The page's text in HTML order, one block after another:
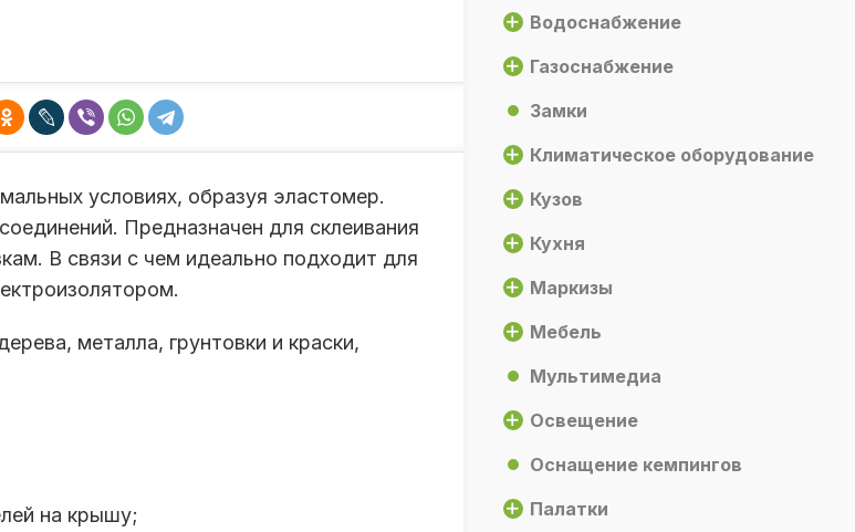
условиях, образуя эластомер.
Предназначен для склеивания
В связи с чем идеально подходит для
металла, грунтовки и краски,
на крышу;
Водоснабжение
Газоснабжение
Замки
Климатическое оборудование
Кузов
Кухня
Маркизы
Мебель
Мультимедиа
Освещение
Оснащение кемпингов
Палатки